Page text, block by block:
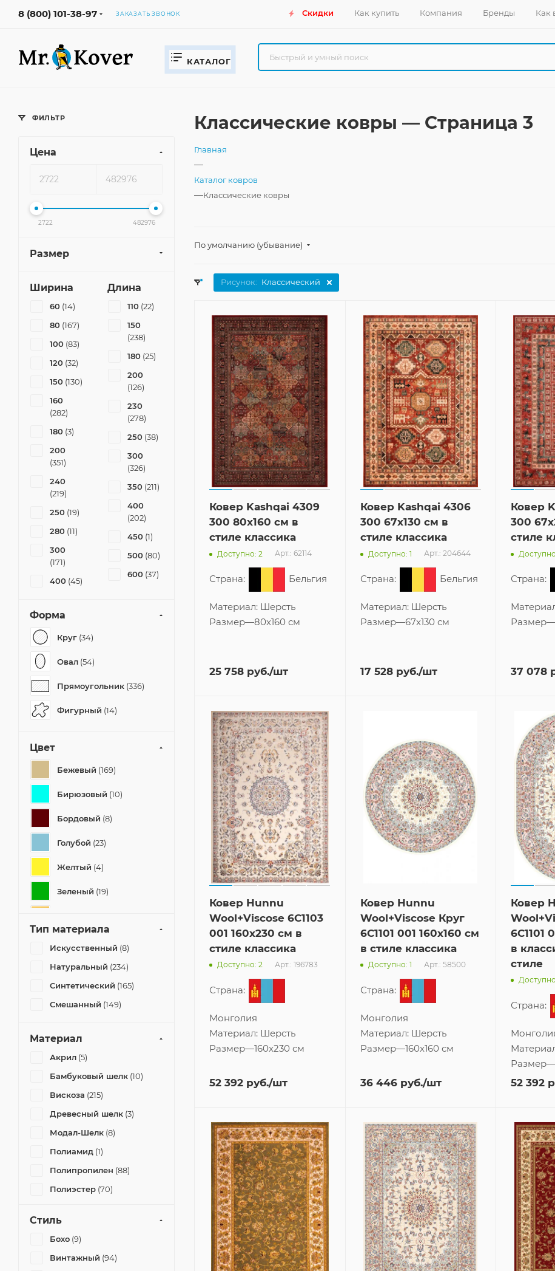
8 (800) 101-38-97 ЗАКАЗАТЬ ЗВОНОК Скидки Как купить Компания Бренды Как
КАТАЛОГ
Классические ковры — Страница 3
Главная
—
Каталог ковров
—Классические ковры
По умолчанию (убывание)
Рисунок: Классический
Ковер Kashqai 4309
300 80x160 см в
стиле классика
Доступно: 2 Арт.: 62114
Страна: Бельгия
Материал: Шерсть
Размер—80x160 см
25 758 руб./шт
Ковер Kashqai 4306
300 67x130 см в
стиле классика
Доступно: 1 Арт.: 204644
Страна: Бельгия
Материал: Шерсть
Размер—67x130 см
17 528руб./шт
Ковер
300
стиле
Страна:
Размер—
37 078
Ковер Hunnu
Wool+Viscose 6C1103
001 160x230 см в
стиле классика
Доступно: 2 Арт.: 196783
Страна:
Монголия
Материал: Шерсть
Размер—160x230 см
52 392 руб./шт
Ковер Hunnu
Wool+Viscose Круг
6C1101 001 160x160 см
в стиле классика
Доступно: 1 Арт.: 58500
Страна:
Монголия
Материал: Шерсть
Размер—160x160 см
36 446руб./шт
Ковер
6C1101
в
стиле
Страна:
Размер—
52 392
ФИЛЬТР
Цена
2722 482976
Размер
Ширина
60 (14)
80 (167)
100 (83)
120 (32)
150 (130)
160
(282)
180 (3)
200
(351)
240
(219)
250 (19)
280 (11)
300
(171)
400 (45)
Длина
110 (22)
150
(238)
180 (25)
200
(126)
230
(278)
250 (38)
300
(326)
350 (211)
400
(202)
450 (1)
500 (80)
600 (37)
Форма
Круг (34)
Овал (54)
Прямоугольник (336)
Фигурный (14)
Цвет
Бежевый (169)
Бирюзовый (10)
Бордовый (8)
Голубой (23)
Желтый (4)
Зеленый (19)
Коричневый (46)
Красный(21)
(46)
Малиновый
Мультиколор
Оранжевый
Розовый(3)
(144)
Фиолетовый(7)
Тип материала
Искусственный (8)
Натуральный (234)
Синтетический (165)
Смешанный (149)
Материал
Акрил (5)
Бамбуковый шелк (10)
Вискоза (215)
Древесный шелк (3)
Модал-Шелк (8)
Полиамид (1)
Полипропилен (88)
Полиэстер (70)
Стиль
Бохо (9)
Винтажный (94)